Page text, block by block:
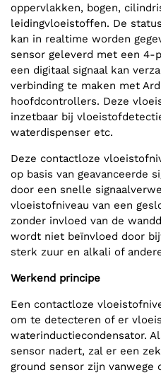
oppervlakken, bogen,
leidingvloeistoffen. De
kan in realtime worden
sensor geleverd met een 4-
een digitaal signaal kan
verbinding te maken met
hoofdcontrollers. Deze
inzetbaar bij
waterdispenser etc.
Deze contactloze
op basis van geavanceerde
door een snelle
vloeistofniveau van een
zonder invloed van de
wordt niet beïnvloed door
sterk zuur en alkali of
Werkend principe
Een contactloze
om te detecteren of er
waterinductiecondensator.
sensor nadert, zal er een
ground sensor zijn vanwege